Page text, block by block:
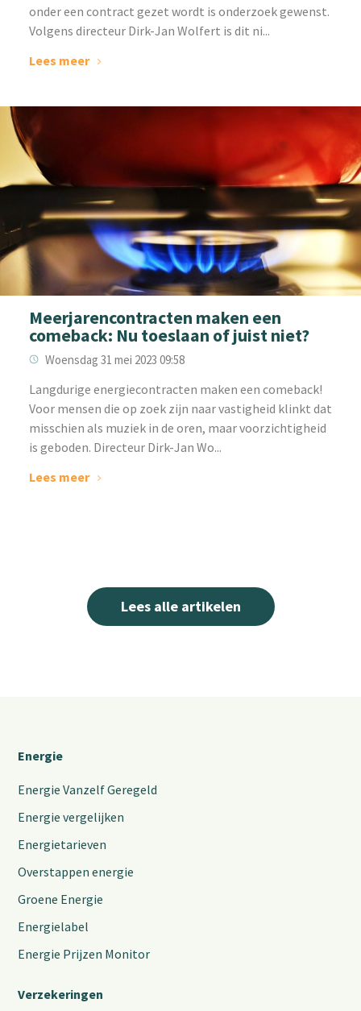
onder een contract gezet wordt is onderzoek gewenst.
Volgens directeur Dirk-Jan Wolfert is dit ni...
Lees meer
Meerjarencontracten maken een
comeback: Nu toeslaan of juist niet?
Woensdag 31 mei 2023 09:58
‌Langdurige energiecontracten maken een comeback!
Voor mensen die op zoek zijn naar vastigheid klinkt dat
misschien als muziek in de oren, maar voorzichtigheid
is geboden. Directeur Dirk-Jan Wo...
Lees meer
Lees alle artikelen
Energie
Energie Vanzelf Geregeld
Energie vergelijken
Energietarieven
Overstappen energie
Groene Energie
Energielabel
Energie Prijzen Monitor
Verzekeringen